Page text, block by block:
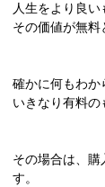
人生をより良い
その価値が無料
確かに何もわか
いきなり有料の
その場合は、購
す。